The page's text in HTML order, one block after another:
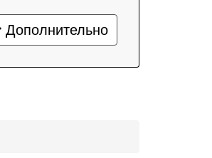
Дополнительно